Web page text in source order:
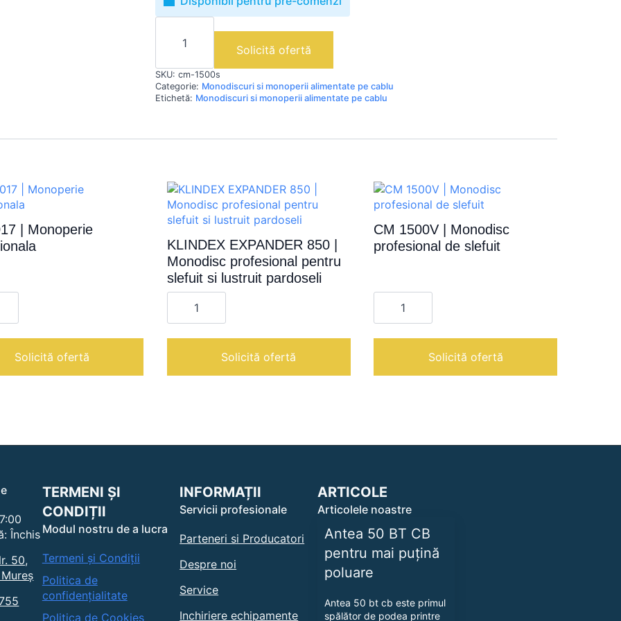
Cantitate
1500S
Monodisc
profesional
de
slefuit
Solicită ofertă
SKU: cm-1500s
Categorie: Monodiscuri si monoperii alimentate pe cablu
Etichetă: Monodiscuri si monoperii alimentate pe cablu
| Monoperie
Solicită ofertă
KLINDEX EXPANDER 850 |
Monodisc profesional pentru
slefuit si lustruit pardoseli
Cantitate
KLINDEX
EXPANDER
|
profesional
pentru
Solicită ofertă
CM 1500V | Monodisc
profesional de slefuit
Cantitate
1500V
Monodisc
profesional
slefuit
Solicită ofertă
Închis
50,
TERMENI ȘI
CONDIȚII
Modul nostru de a lucra
Termeni și Condiții
Politica de
confidențialitate
Politica de Cookies
INFORMAȚII
Servicii profesionale
Parteneri si Producatori
Despre noi
Service
Inchiriere echipamente
ARTICOLE
Articolele noastre
Antea 50 BT CB
pentru mai puțină
poluare
Antea 50 bt cb este primul
spălător de podea printre